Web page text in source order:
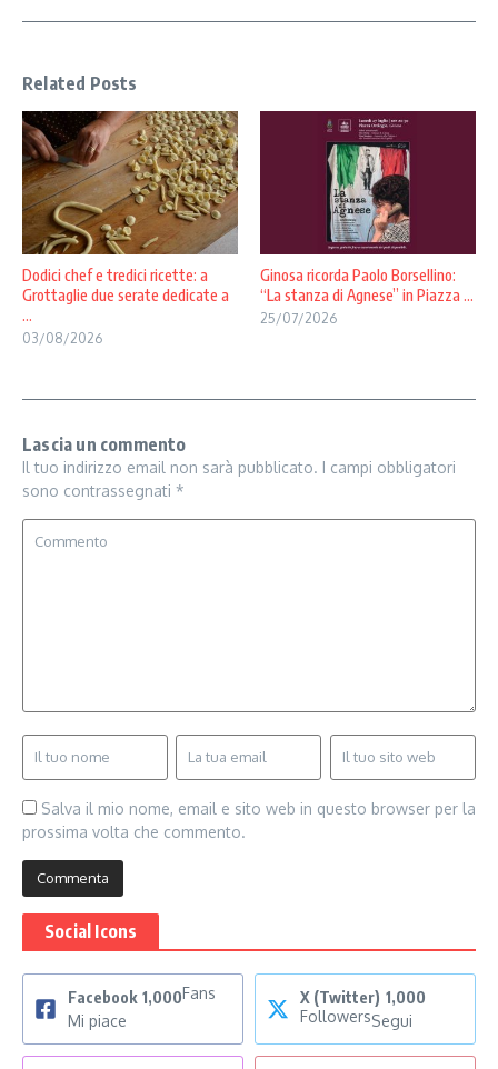
Related Posts
Dodici chef e tredici ricette: a
Grottaglie due serate dedicate a
...
03/08/2026
Ginosa ricorda Paolo Borsellino:
“La stanza di Agnese” in Piazza ...
25/07/2026
Lascia un commento
Il tuo indirizzo email non sarà pubblicato.
I campi obbligatori
sono contrassegnati *
Salva il mio nome, email e sito web in questo browser per la
prossima volta che commento.
Social Icons
Facebook 1,000Fans
Mi piace
X (Twitter) 1,000
FollowersSegui